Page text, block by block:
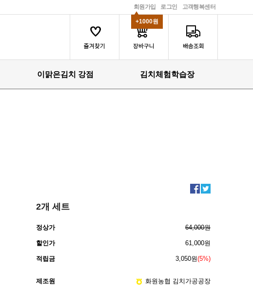
고객행복센터
로그인
회원가입
+1000원
이맑은김치 강점 김치체험학습장
2개 세트
정상가 64,000원
할인가 61,000원
적립금 3,050원(5%)
제조원 화원농협 김치가공공장